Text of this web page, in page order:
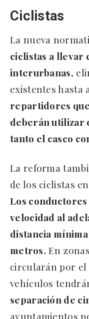
Ciclistas
La nueva
ciclistas a llevar
interurbanas,
existentes hasta
repartidores
deberán utilizar
tanto el casco
La reforma
de los ciclistas
Los
velocidad al
distancia
metros. En
circularán por
vehículos
separación de
ayuntamientos